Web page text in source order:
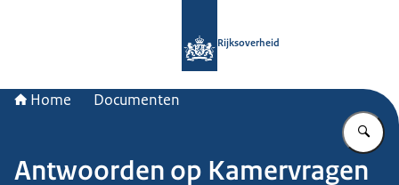
Rijksoverheid
Home Documenten
Antwoorden op Kamervragen